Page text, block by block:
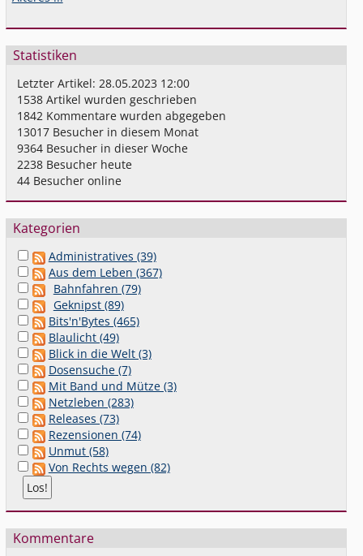
Statistiken
Letzter Artikel:28.05.2023 12:00
1538 Artikel wurden geschrieben
1842 Kommentare wurden abgegeben
13017 Besucher in diesem Monat
9364 Besucher in dieser Woche
2238 Besucher heute
44 Besucher online
Kategorien
Administratives (39)
Aus dem Leben (367)
Bahnfahren (79)
Geknipst (89)
Bits'n'Bytes (465)
Blaulicht (49)
Blick in die Welt (3)
Dosensuche (7)
Mit Band und Mütze (3)
Netzleben (283)
Releases (73)
Rezensionen (74)
Unmut (58)
Von Rechts wegen (82)
Kommentare